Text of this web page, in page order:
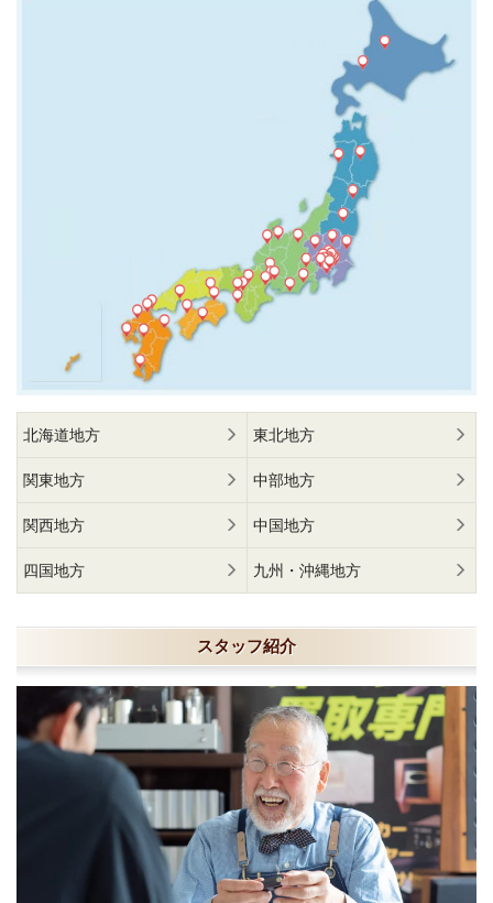
北海道地方 東北地方
関東地方 中部地方
関西地方 中国地方
四国地方 九州・沖縄地方
スタッフ紹介